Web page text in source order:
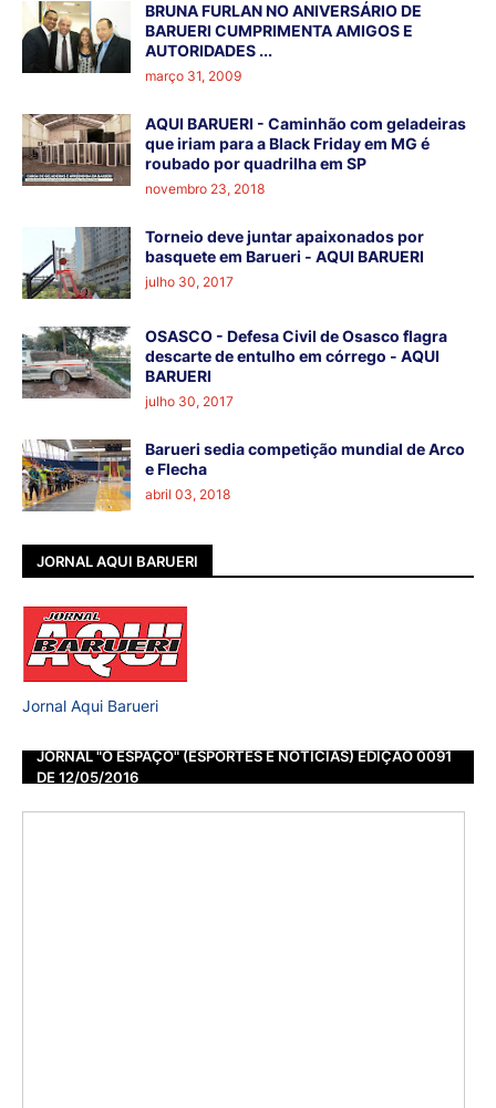
BRUNA FURLAN NO ANIVERSÁRIO DE
BARUERI CUMPRIMENTA AMIGOS E
AUTORIDADES ...
março 31, 2009
AQUI BARUERI - Caminhão com geladeiras
que iriam para a Black Friday em MG é
roubado por quadrilha em SP
novembro 23, 2018
Torneio deve juntar apaixonados por
basquete em Barueri - AQUI BARUERI
julho 30, 2017
OSASCO - Defesa Civil de Osasco flagra
descarte de entulho em córrego - AQUI
BARUERI
julho 30, 2017
Barueri sedia competição mundial de Arco
e Flecha
abril 03, 2018
JORNAL AQUI BARUERI
Jornal Aqui Barueri
JORNAL "O ESPAÇO" (ESPORTES E NOTÍCIAS) EDIÇÃO 0091
DE 12/05/2016